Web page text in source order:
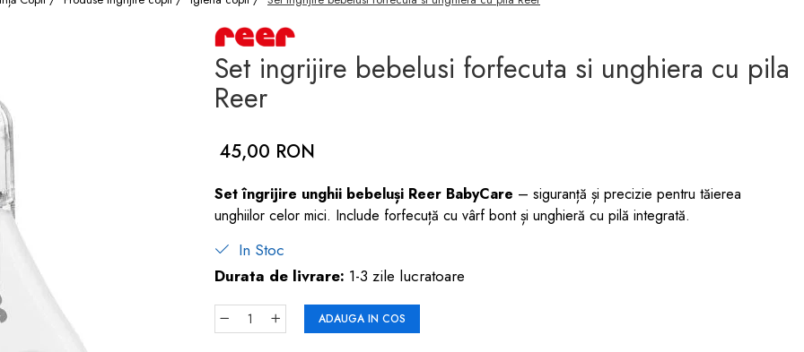
Set ingrijire bebelusi forfecuta si unghiera cu pila
Reer
45,00 RON
Set îngrijire unghii bebeluși Reer BabyCare – siguranță și precizie pentru tăierea
unghiilor celor mici. Include forfecuță cu vârf bont și unghieră cu pilă integrată.
In Stoc
Durata de livrare: 1-3 zile lucratoare
ADAUGA IN COS